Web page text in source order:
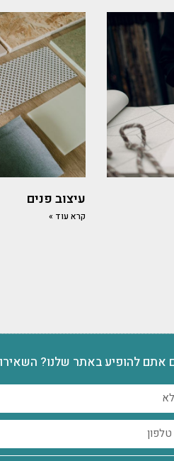
עיצוב פנים
קרא עוד »
אתם להופיע באתר שלנו?